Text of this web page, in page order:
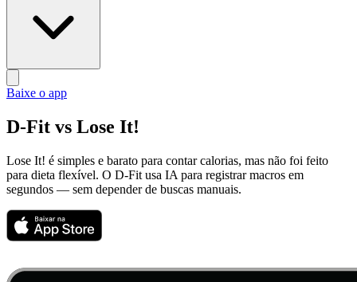
Baixe o app
D-Fit vs Lose It!
Lose It! é simples e barato para contar calorias, mas não foi feito
para dieta flexível. O D-Fit usa IA para registrar macros em
segundos — sem depender de buscas manuais.